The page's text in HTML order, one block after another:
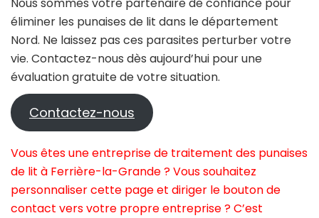
Nous sommes votre partenaire de confiance pour
éliminer les punaises de lit dans le département
Nord. Ne laissez pas ces parasites perturber votre
vie. Contactez-nous dès aujourd’hui pour une
évaluation gratuite de votre situation.
Contactez-nous
Vous êtes une entreprise de traitement des punaises
de lit à Ferrière-la-Grande ? Vous souhaitez
personnaliser cette page et diriger le bouton de
contact vers votre propre entreprise ? C’est